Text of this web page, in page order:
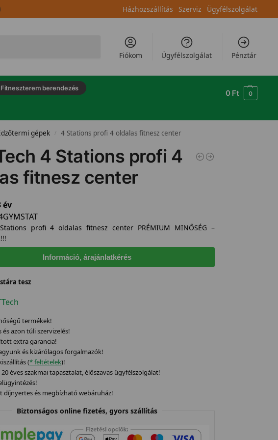
Házhozszállítás Szerviz Ügyfélszolgálat
Fiókom Ügyfélszolgálat Pénztár
Fitneszterem berendezés
0 Ft 0
gépek / 4 Stations profi 4 oldalas fitnesz center
4 Stations profi 4
fitnesz center
év
profi 4 oldalas fitnesz center PRÉMIUM MINŐSÉG –
Információ, árajánlatkérés
tesz
termékek!
és azon túli szervizelés!
extra garancia!
és kizárólagos forgalmazók!
(* feltételek)!
éves szakmai tapasztalat, élőszavas ügyfélszolgálat!
díjnyertes és megbízható webáruház!
Biztonságos online fizetés, gyors szállítás